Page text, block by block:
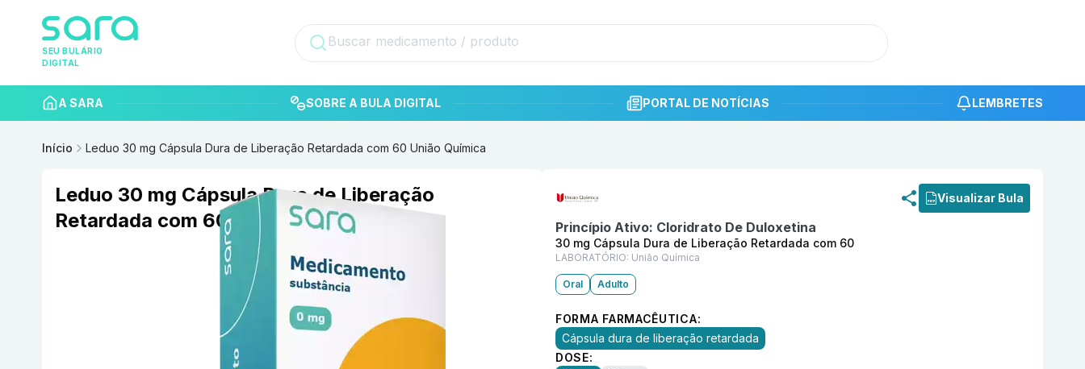
SEU BULÁRIO
DIGITAL
A SARA SOBRE A BULA DIGITAL PORTAL DE NOTÍCIAS LEMBRETES
Início Leduo 30 mg Cápsula Dura de Liberação Retardada com 60 União Química
Leduo 30 mg Cápsula Dura de Liberação
Retardada com 60 União Química
Visualizar Bula
Princípio Ativo: Cloridrato De Duloxetina
30 mg Cápsula Dura de Liberação Retardada com 60
LABORATÓRIO: União Química
Oral Adulto
FORMA FARMACÊUTICA:
Cápsula dura de liberação retardada
DOSE: